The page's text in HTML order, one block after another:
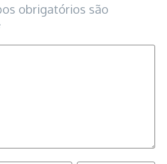
obrigatórios são